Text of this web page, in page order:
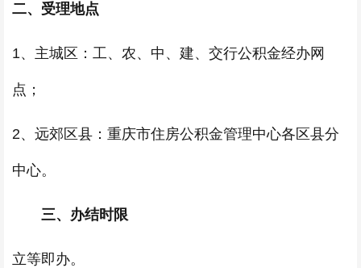
二、受理地点
1、主城区：工、农、中、建、交行公积金经办网
点；
2、远郊区县：重庆市住房公积金管理中心各区县分
中心。
三、办结时限
立等即办。